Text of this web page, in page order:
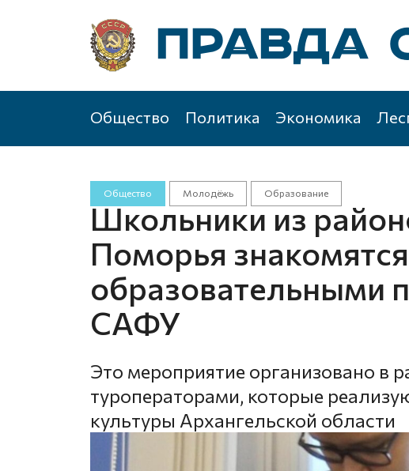
Общество Политика Экономика
Общество Молодёжь Образование
Школьники из
Поморья
образовательными
САФУ
Это мероприятие организовано в
туроператорами, которые
культуры Архангельской области